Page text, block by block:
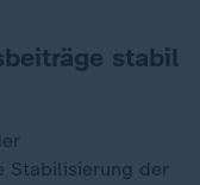
stabil
Stabilisierung der